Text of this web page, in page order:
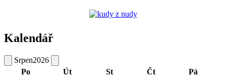
Kalendář
Srpen2026
Po
Út St Čt
Pá